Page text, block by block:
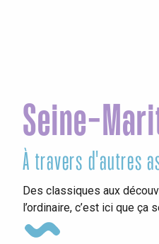
Seine-
À travers d'autres
Des classiques aux
l’ordinaire, c’est ici que ça